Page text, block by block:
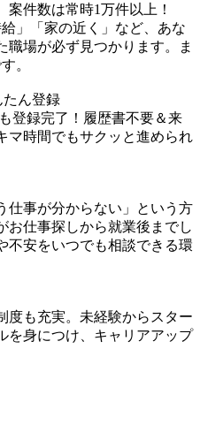
件数は常時1万件以上！
」「家の近く」など、あな
職場が必ず見つかります。ま
。
ん登録
登録完了！履歴書不要＆来
マ時間でもサクッと進められ
仕事が分からない」という方
お仕事探しから就業後までし
不安をいつでも相談できる環
度も充実。未経験からスター
を身につけ、キャリアアップ